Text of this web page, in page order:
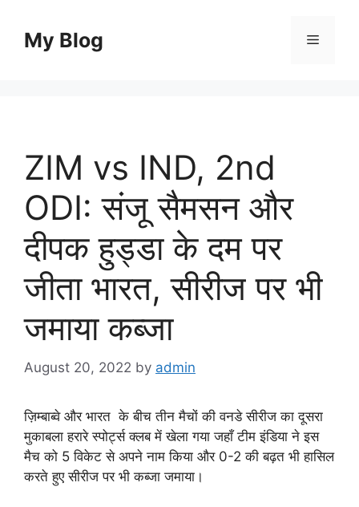
contentMy Blog Menu
ZIM vs IND, 2nd
ODI: संजू सैमसन और
दीपक हुड्डा के दम पर
जीता भारत, सीरीज पर भी
जमाया कब्जा
August 20, 2022 by admin
ज़िम्बाब्वे और भारत के बीच तीन मैचों की वनडे सीरीज का दूसरा
मुकाबला हरारे स्पोर्ट्स क्लब में खेला गया जहाँ टीम इंडिया ने इस
मैच को 5 विकेट से अपने नाम किया और 0-2 की बढ़त भी हासिल
करते हुए सीरीज पर भी कब्जा जमाया।